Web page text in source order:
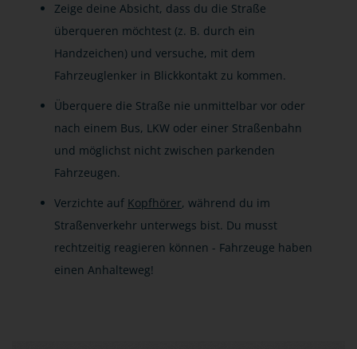
Zeige deine Absicht, dass du die Straße
überqueren möchtest (z. B. durch ein
Handzeichen) und versuche, mit dem
Fahrzeuglenker in Blickkontakt zu kommen.
Überquere die Straße nie unmittelbar vor oder
nach einem Bus, LKW oder einer Straßenbahn
und möglichst nicht zwischen parkenden
Fahrzeugen.
Verzichte auf Kopfhörer, während du im
Straßenverkehr unterwegs bist. Du musst
rechtzeitig reagieren können - Fahrzeuge haben
einen Anhalteweg!